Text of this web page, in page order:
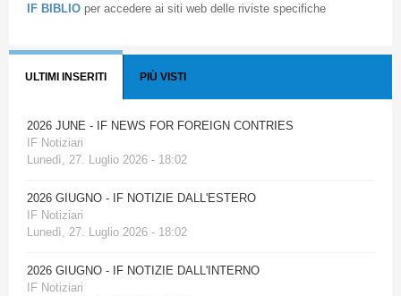
IF BIBLIO per accedere ai siti web delle riviste specifiche
ULTIMI INSERITI PIÙ VISTI
2026 JUNE - IF NEWS FOR FOREIGN CONTRIES
IF Notiziari
Lunedì, 27. Luglio 2026 - 18:02
2026 GIUGNO - IF NOTIZIE DALL'ESTERO
IF Notiziari
Lunedì, 27. Luglio 2026 - 18:02
2026 GIUGNO - IF NOTIZIE DALL'INTERNO
IF Notiziari